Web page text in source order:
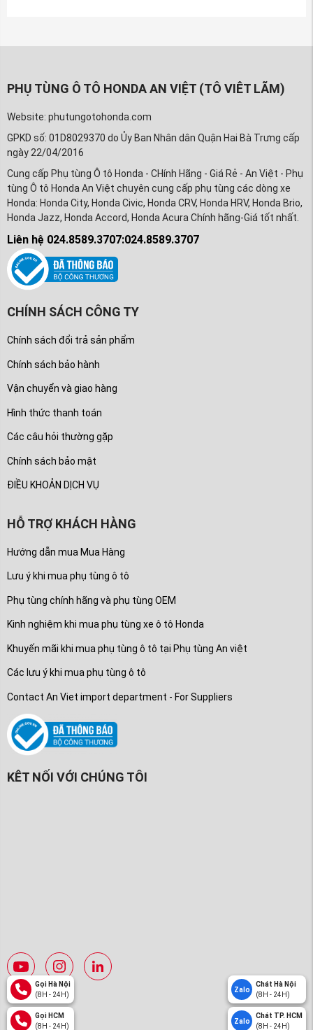
PHỤ TÙNG Ô TÔ HONDA AN VIỆT (TÔ VIÊT LÃM)
Website: phutungotohonda.com
GPKD số: 01D8029370 do Ủy Ban Nhân dân Quận Hai Bà Trưng cấp
ngày 22/04/2016
Cung cấp Phụ tùng Ô tô Honda - CHính Hãng - Giá Rẻ - An Việt - Phụ
tùng Ô tô Honda An Việt chuyên cung cấp phụ tùng các dòng xe
Honda: Honda City, Honda Civic, Honda CRV, Honda HRV, Honda Brio,
Honda Jazz, Honda Accord, Honda Acura Chính hãng-Giá tốt nhất.
Liên hệ 024.8589.3707:024.8589.3707
CHÍNH SÁCH CÔNG TY
Chính sách đổi trả sản phẩm
Chính sách bảo hành
Vận chuyển và giao hàng
Hình thức thanh toán
Các câu hỏi thường gặp
Chính sách bảo mật
ĐIỀU KHOẢN DỊCH VỤ
HỖ TRỢ KHÁCH HÀNG
Hướng dẫn mua Mua Hàng
Lưu ý khi mua phụ tùng ô tô
Phụ tùng chính hãng và phụ tùng OEM
Kinh nghiệm khi mua phụ tùng xe ô tô Honda
Khuyến mãi khi mua phụ tùng ô tô tại Phụ tùng An việt
Các lưu ý khi mua phụ tùng ô tô
Contact An Viet import department - For Suppliers
KÊT NỐI VỚI CHÚNG TÔI
Gọi Hà Nội
(8H - 24H)
Gọi HCM
(8H - 24H)
Zalo
Chát Hà Nội
(8H - 24H)
Zalo
Chát TP. HCM
(8H - 24H)